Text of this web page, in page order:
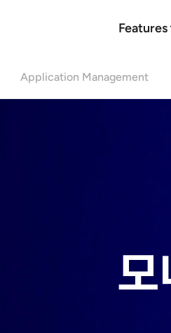
Features
Application Management
모